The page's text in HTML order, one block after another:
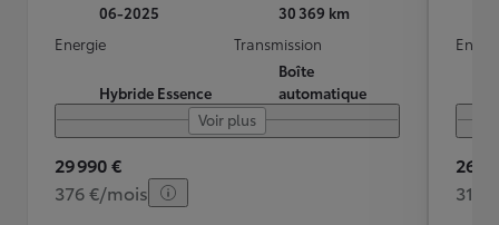
06-2025
30 369 km
Energie
Hybride Essence
Transmission
Boîte
automatique
Voir plus
29 990 €
376 €/mois
26
319